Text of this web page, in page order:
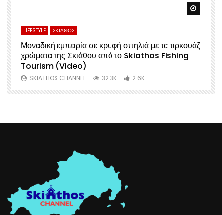
Watch Later
LIFESTYLE ΣΚΙΑΘΟΣ
Μοναδική εμπειρία σε κρυφή σπηλιά με τα τιρκουάζ
χρώματα της Σκιάθου από το Skiathos Fishing
Tourism (Video)
SKIATHOS CHANNEL 32.3K 2.6K